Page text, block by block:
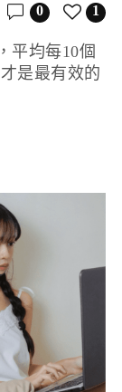
1
0
平均每10個
是最有效的